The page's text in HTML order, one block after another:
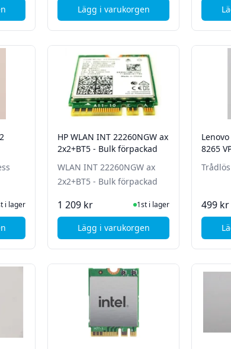
Fi 6 AX200 + BT (No vPRO)Lägg i varukorgen, Dell Intel Wireless-AC 9560
i lager
AMD RZ616 M2 Wireless LAN (Bulk förpackad)
HP WLAN INT 22260NGW ax
2x2+BT5 - Bulk förpackad
WLAN INT 22260NGW ax
2x2+BT5 - Bulk förpackad
1 209 kr I Lager1st i lager
Lägg i varukorgen, HP WLAN INT 22260NGW
8265
499 kr